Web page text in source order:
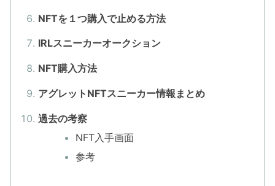
NFTを１つ購入で止める方法
IRLスニーカーオークション
NFT購入方法
アグレットNFTスニーカー情報まとめ
過去の考察
NFT入手画面
参考